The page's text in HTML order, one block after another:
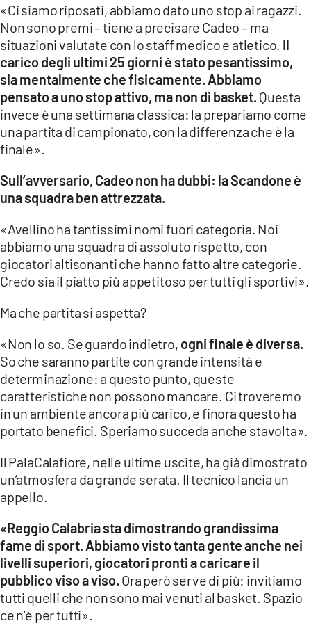
«Ci siamo riposati, abbiamo dato uno stop ai ragazzi.
Non sono premi – tiene a precisare Cadeo – ma
situazioni valutate con lo staff medico e atletico. Il
carico degli ultimi 25 giorni è stato pesantissimo,
sia mentalmente che fisicamente. Abbiamo
pensato a uno stop attivo, ma non di basket. Questa
invece è una settimana classica: la prepariamo come
una partita di campionato, con la differenza che è la
finale».
Sull’avversario, Cadeo non ha dubbi: la Scandone è
una squadra ben attrezzata.
«Avellino ha tantissimi nomi fuori categoria. Noi
abbiamo una squadra di assoluto rispetto, con
giocatori altisonanti che hanno fatto altre categorie.
Credo sia il piatto più appetitoso per tutti gli sportivi».
Ma che partita si aspetta?
«Non lo so. Se guardo indietro, ogni finale è diversa.
So che saranno partite con grande intensità e
determinazione: a questo punto, queste
caratteristiche non possono mancare. Ci troveremo
in un ambiente ancora più carico, e finora questo ha
portato benefici. Speriamo succeda anche stavolta».
Il PalaCalafiore, nelle ultime uscite, ha già dimostrato
un’atmosfera da grande serata. Il tecnico lancia un
appello.
«Reggio Calabria sta dimostrando grandissima
fame di sport. Abbiamo visto tanta gente anche nei
livelli superiori, giocatori pronti a caricare il
pubblico viso a viso. Ora però serve di più: invitiamo
tutti quelli che non sono mai venuti al basket. Spazio
ce n’è per tutti».